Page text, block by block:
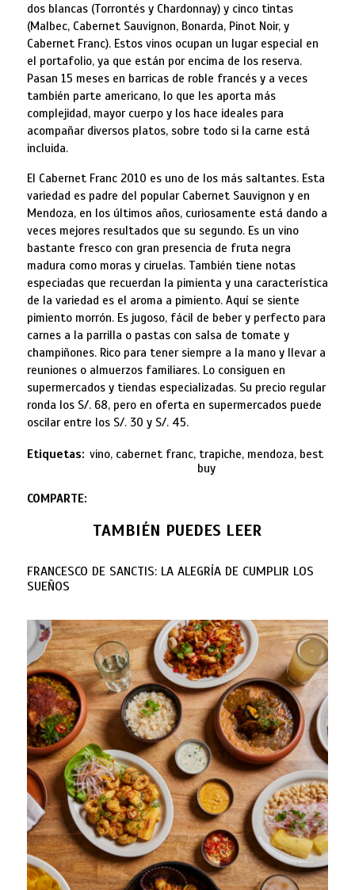
dos blancas (Torrontés y Chardonnay) y cinco tintas
(Malbec, Cabernet Sauvignon, Bonarda, Pinot Noir, y
Cabernet Franc). Estos vinos ocupan un lugar especial en
el portafolio, ya que están por encima de los reserva.
Pasan 15 meses en barricas de roble francés y a veces
también parte americano, lo que les aporta más
complejidad, mayor cuerpo y los hace ideales para
acompañar diversos platos, sobre todo si la carne está
incluida.
El Cabernet Franc 2010 es uno de los más saltantes. Esta
variedad es padre del popular Cabernet Sauvignon y en
Mendoza, en los últimos años, curiosamente está dando a
veces mejores resultados que su segundo. Es un vino
bastante fresco con gran presencia de fruta negra
madura como moras y ciruelas. También tiene notas
especiadas que recuerdan la pimienta y una característica
de la variedad es el aroma a pimiento. Aquí se siente
pimiento morrón. Es jugoso, fácil de beber y perfecto para
carnes a la parrilla o pastas con salsa de tomate y
champiñones. Rico para tener siempre a la mano y llevar a
reuniones o almuerzos familiares. Lo consiguen en
supermercados y tiendas especializadas. Su precio regular
ronda los S/. 68, pero en oferta en supermercados puede
oscilar entre los S/. 30 y S/. 45.
Etiquetas: vino, cabernet franc, trapiche, mendoza, best
buy
COMPARTE:
TAMBIÉN PUEDES LEER
FRANCESCO DE SANCTIS: LA ALEGRÍA DE CUMPLIR LOS
SUEÑOS